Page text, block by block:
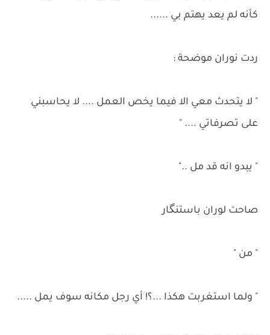
كأنه لم يعد يهتم بي ......
ردت نوران موضحة :
" لا يتحدث معي الا فيما يخص العمل .... لا يحاسبني
على تصرفاتي .... "
" يبدو انه قد مل .."
صاحت لوران باستنگار
" من "
" ولما استغربت هكذا ...؟! أي رجل مكانه سوف يمل .....